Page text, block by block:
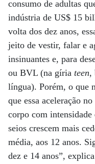
consumo de adultas
indústria de US$ 15
volta dos dez anos,
jeito de vestir, falar e
insinuantes e, para
ou BVL (na gíria teen,
língua). Porém, o que
que essa aceleração
corpo com
seios crescem mais
média, aos 12 anos.
dez e 14 anos”,